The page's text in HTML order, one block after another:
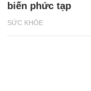
SỨC KHỎE
biến phức tạp